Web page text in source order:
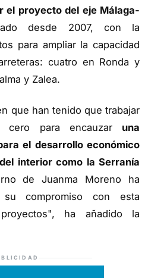
el proyecto del eje Málaga-
desde 2007, con la
para ampliar la capacidad
cuatro en Ronda y
y Zalea.
que han tenido que trabajar
cero para encauzar una
el desarrollo económico
interior como la Serranía
de Juanma Moreno ha
su compromiso con esta
ha añadido la